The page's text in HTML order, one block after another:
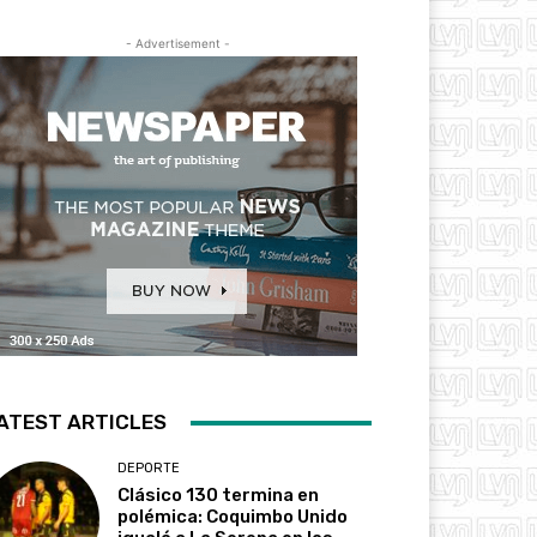
- Advertisement -
ARTICLES
DEPORTE
Clásico 130 termina en
polémica: Coquimbo Unido